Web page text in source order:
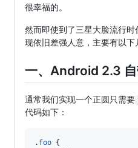
很幸福的。
然而即使到了三星大脸流行时
现依旧差强人意，主要有以下
一、Android 2.3
通常我们实现一个正圆只需要
代码如下：
. foo {